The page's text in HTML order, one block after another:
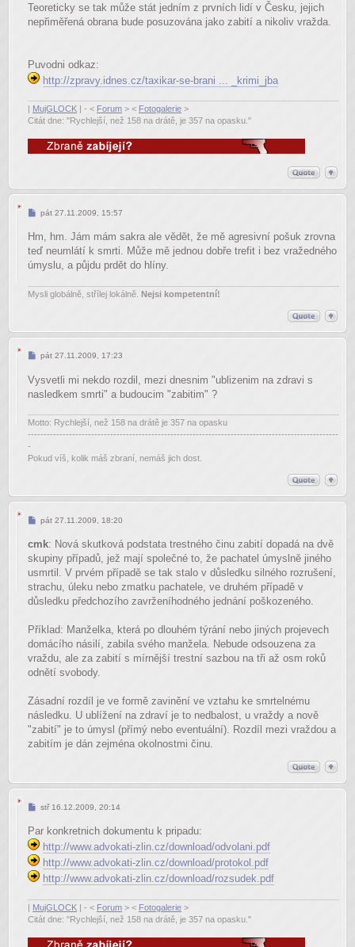
Teoreticky se tak může stát jedním z prvních lidí v Česku, jejich
nepřiměřená obrana bude posuzována jako zabití a nikoliv vražda.
Puvodni odkaz:
http://zpravy.idnes.cz/taxikar-se-brani ... _krimi_jba
MujGLOCK | - < Forum > < Fotogalerie >
Citát dne: "Rychlejší, než 158 na drátě, je 357 na opasku."
Příspěvek
pát 27.11.2009, 15:57
Hm, hm. Jám mám sakra ale vědět, že mě agresivní pošuk zrovna
teď neumlátí k smrti. Může mě jednou dobře trefit i bez vražedného
úmyslu, a půjdu prdět do hlíny.
Mysli globálně, střílej lokálně. Nejsi kompetentní!
Příspěvek
pát 27.11.2009, 17:23
Vysvetli mi nekdo rozdil, mezi dnesnim "ublizenim na zdravi s
nasledkem smrti" a budoucim "zabitim" ?
Motto: Rychlejší, než 158 na drátě je 357 na opasku
--------------------------------------------------------------------------------------------------
-
Pokud víš, kolik máš zbraní, nemáš jich dost.
Příspěvek
pát 27.11.2009, 18:20
cmk: Nová skutková podstata trestného činu zabití dopadá na dvě
skupiny případů, jež mají společné to, že pachatel úmyslně jiného
usmrtil. V prvém případě se tak stalo v důsledku silného rozrušení,
strachu, úleku nebo zmatku pachatele, ve druhém případě v
důsledku předchozího zavrženíhodného jednání poškozeného.
Příklad: Manželka, která po dlouhém týrání nebo jiných projevech
domácího násilí, zabila svého manžela. Nebude odsouzena za
vraždu, ale za zabití s mírnější trestní sazbou na tři až osm roků
odnětí svobody.
Zásadní rozdíl je ve formě zavinění ve vztahu ke smrtelnému
následku. U ublížení na zdraví je to nedbalost, u vraždy a nově
"zabití" je to úmysl (přímý nebo eventuální). Rozdíl mezi vraždou a
zabitím je dán zejména okolnostmi činu.
Příspěvek
stř 16.12.2009, 20:14
Par konkretnich dokumentu k pripadu:
http://www.advokati-zlin.cz/download/odvolani.pdf
http://www.advokati-zlin.cz/download/protokol.pdf
http://www.advokati-zlin.cz/download/rozsudek.pdf
| MujGLOCK | - < Forum > < Fotogalerie >
Citát dne: "Rychlejší, než 158 na drátě, je 357 na opasku."